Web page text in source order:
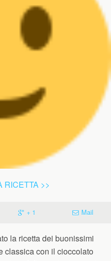
RICETTA >>
+ 1 Mail
la ricetta dei buonissimi
classica con il cioccolato